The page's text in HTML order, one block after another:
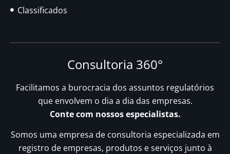
Classificados
Consultoria 360°
Facilitamos a burocracia dos assuntos regulatórios
que envolvem o dia a dia das empresas.
Conte com nossos especialistas.
Somos uma empresa de consultoria especializada em
registro de empresas, produtos e serviços junto à